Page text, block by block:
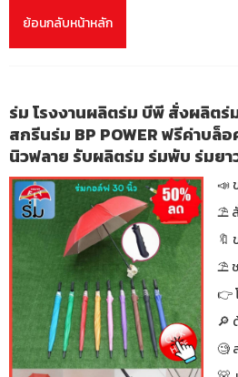
ย้อนกลับหน้าหลัก
ร่ม โรงงานผลิตร่ม บีพี สั่งผลิต
สกรีนร่ม BP POWER ฟรีค่าบล็
นิวฟลาย รับผลิตร่ม ร่มพับ ร่มยา
📣
⛱
🔖
⛱
👉
🔎
🧐